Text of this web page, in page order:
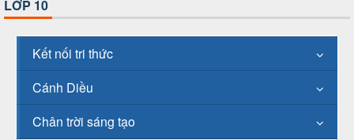
LỚP 10
Kết nối tri thức
Cánh Diều
Chân trời sáng tạo